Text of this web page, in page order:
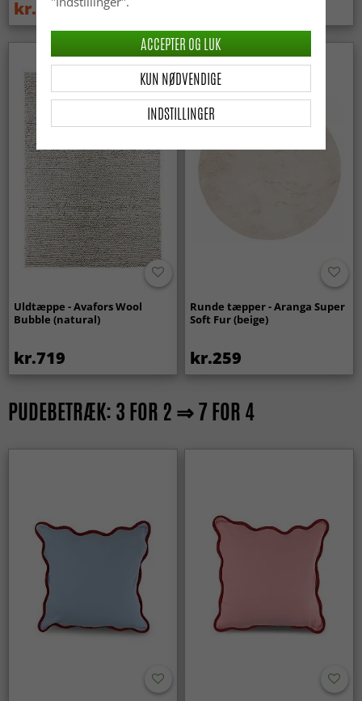
kr.329 kr.439
Uldtæppe - Avafors Wool
Bubble (natural)
kr.719
Runde tæpper - Aranga Super
Soft Fur (beige)
kr.259
PUDEBETRÆK: 3 FOR 2 ⇒ 7 FOR 4
INDSTILLINGER
KUN NØDVENDIGE
ACCEPTER OG LUK